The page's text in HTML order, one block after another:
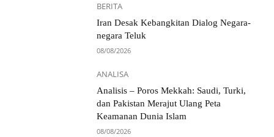
BERITA
Iran Desak Kebangkitan Dialog Negara-
negara Teluk
08/08/2026
ANALISA
Analisis – Poros Mekkah: Saudi, Turki,
dan Pakistan Merajut Ulang Peta
Keamanan Dunia Islam
08/08/2026